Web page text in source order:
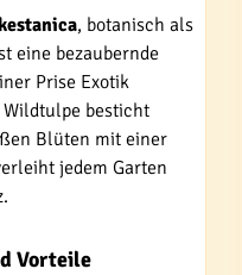
, botanisch als
eine bezaubernde
Prise Exotik
besticht
Blüten mit einer
jedem Garten
Vorteile